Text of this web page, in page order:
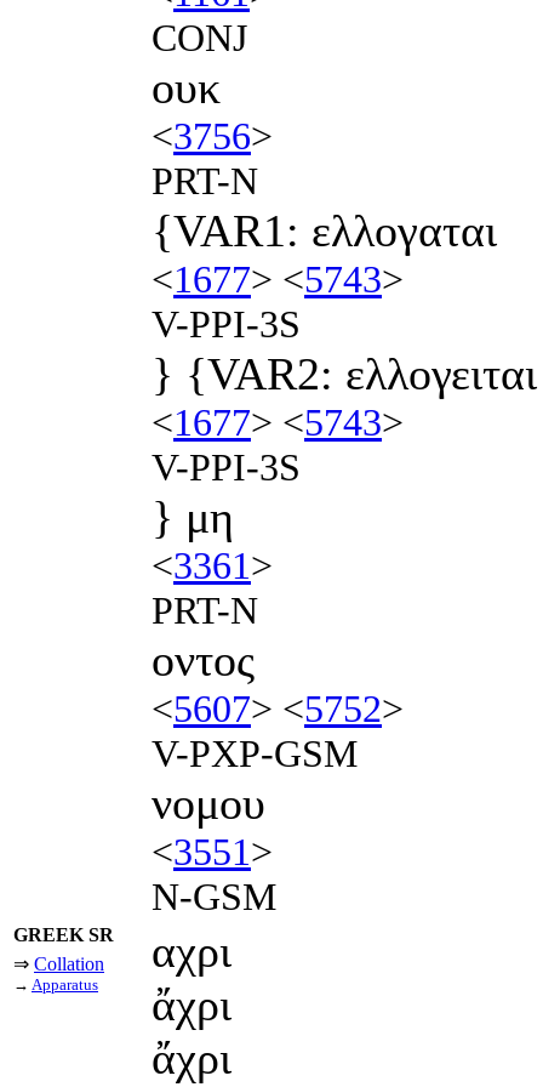
CONJ
ουκ
<3756>
PRT-N
{VAR1: ελλογαται
<1677> <5743>
V-PPI-3S
} {VAR2: ελλογειται
<1677> <5743>
V-PPI-3S
} μη
<3361>
PRT-N
οντος
<5607> <5752>
V-PXP-GSM
νομου
<3551>
N-GSM
GREEK SR
⇒ Collation
→ Apparatus
αχρι
ἄχρι
ἄχρι